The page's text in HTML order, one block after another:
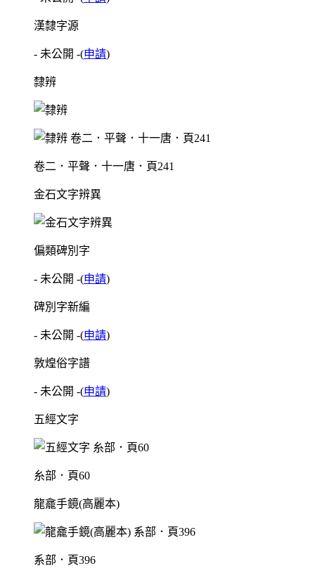
漢隸字源
- 未公開 -(申請)
隸辨
卷二．平聲．十一唐．頁241
金石文字辨異
偏類碑別字
- 未公開 -(申請)
碑別字新編
- 未公開 -(申請)
敦煌俗字譜
- 未公開 -(申請)
五經文字
糸部．頁60
龍龕手鏡(高麗本)
系部．頁396